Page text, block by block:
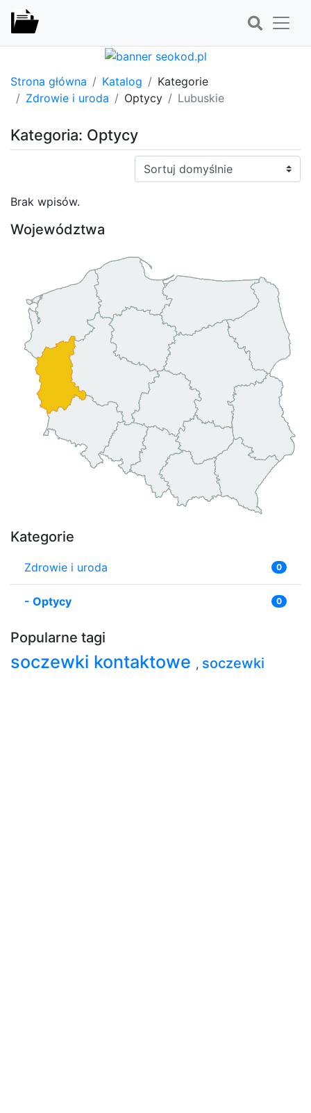
Strona główna Katalog
Kategorie
Zdrowie i uroda
Optycy Lubuskie
Kategoria: Optycy
Sortuj:
Brak wpisów.
Województwa
Kategorie
Zdrowie i uroda 0
- Optycy 0
Popularne tagi
soczewki kontaktowe , soczewki